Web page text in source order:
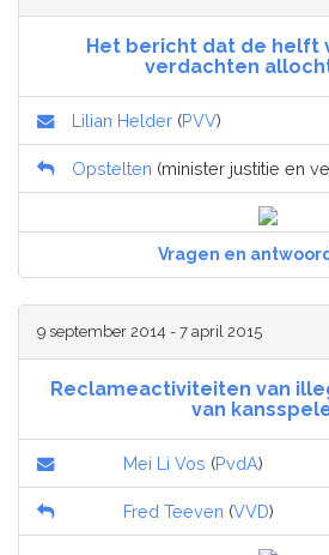
Het bericht dat de helft
verdachten
Lilian Helder (PVV)
Opstelten (minister justitie en
Vragen en
9 september 2014 - 7 april 2015
Reclameactiviteiten van
van
Mei Li Vos (PvdA)
Fred Teeven (VVD)